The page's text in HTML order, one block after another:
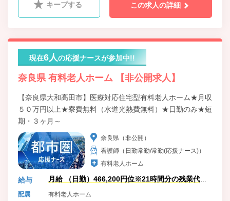
キープする この求人の詳細
現在6人の応援ナースが参加中!!
奈良県 有料老人ホーム 【非公開求人】
【奈良県大和高田市】医療対応住宅型有料老人ホーム★月収
５０万円以上★寮費無料（水道光熱費無料）★日勤のみ★短
期・３ヶ月～
奈良県（非公開）
看護師（日勤常勤/常勤(応援ナース)）
有料老人ホーム
給与
月給 （日勤）466,200円位※21時間分の残業代含
む
配属
有料老人ホーム